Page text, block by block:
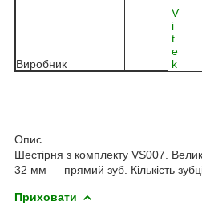
Виробник
V
i
t
e
k
Опис
Шестірня з комплекту VS007.
32 мм — прямий зуб. Кількість
Приховати